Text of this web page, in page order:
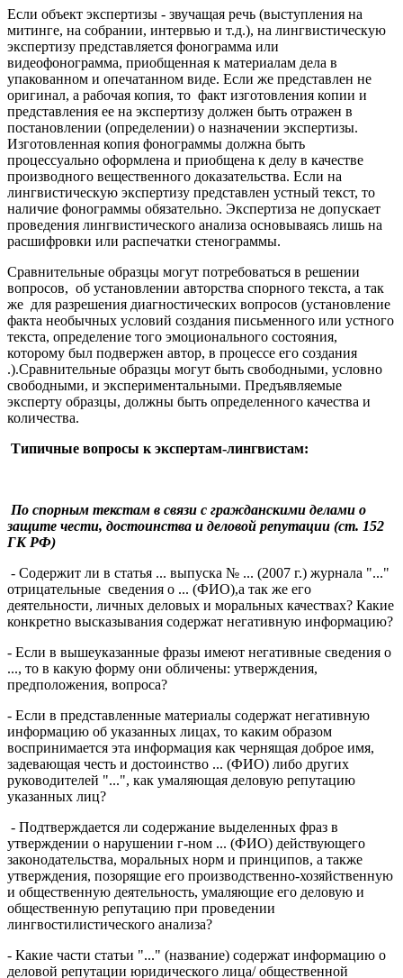
Если объект экспертизы - звучащая речь (выступления на
митинге, на собрании, интервью и т.д.), на лингвистическую
экспертизу представляется фонограмма или
видеофонограмма, приобщенная к материалам дела в
упакованном и опечатанном виде. Если же представлен не
оригинал, а рабочая копия, то факт изготовления копии и
представления ее на экспертизу должен быть отражен в
постановлении (определении) о назначении экспертизы.
Изготовленная копия фонограммы должна быть
процессуально оформлена и приобщена к делу в качестве
производного вещественного доказательства. Если на
лингвистическую экспертизу представлен устный текст, то
наличие фонограммы обязательно. Экспертиза не допускает
проведения лингвистического анализа основываясь лишь на
расшифровки или распечатки стенограммы.
Сравнительные образцы могут потребоваться в решении
вопросов, об установлении авторства спорного текста, а так
же для разрешения диагностических вопросов (установление
факта необычных условий создания письменного или устного
текста, определение того эмоционального состояния,
которому был подвержен автор, в процессе его создания
.).Сравнительные образцы могут быть свободными, условно
свободными, и экспериментальными. Предъявляемые
эксперту образцы, должны быть определенного качества и
количества.
Типичные вопросы к экспертам-лингвистам:
По спорным текстам в связи с гражданскими делами о
защите чести, достоинства и деловой репутации (ст. 152
ГК РФ)
- Содержит ли в статья ... выпуска № ... (2007 г.) журнала "..."
отрицательные сведения о ... (ФИО),а так же его
деятельности, личных деловых и моральных качествах? Какие
конкретно высказывания содержат негативную информацию?
- Если в вышеуказанные фразы имеют негативные сведения о
..., то в какую форму они обличены: утверждения,
предположения, вопроса?
- Если в представленные материалы содержат негативную
информацию об указанных лицах, то каким образом
воспринимается эта информация как чернящая доброе имя,
задевающая честь и достоинство ... (ФИО) либо других
руководителей "...", как умаляющая деловую репутацию
указанных лиц?
- Подтверждается ли содержание выделенных фраз в
утверждении о нарушении г-ном ... (ФИО) действующего
законодательства, моральных норм и принципов, а также
утверждения, позорящие его производственно-хозяйственную
и общественную деятельность, умаляющие его деловую и
общественную репутацию при проведении
лингвостилистического анализа?
- Какие части статьи "..." (название) содержат информацию о
деловой репутации юридического лица/ общественной